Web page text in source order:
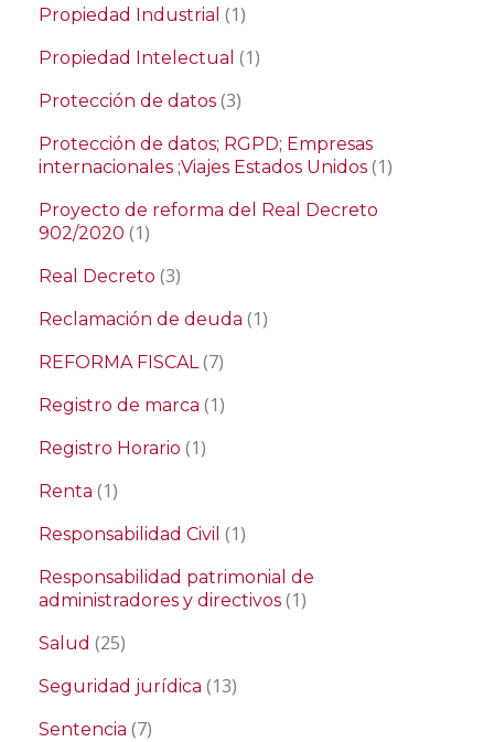
Propiedad Industrial (1)
Propiedad Intelectual (1)
Protección de datos (3)
Protección de datos; RGPD; Empresas
internacionales ;Viajes Estados Unidos (1)
Proyecto de reforma del Real Decreto
902/2020 (1)
Real Decreto (3)
Reclamación de deuda (1)
REFORMA FISCAL (7)
Registro de marca (1)
Registro Horario (1)
Renta (1)
Responsabilidad Civil (1)
Responsabilidad patrimonial de
administradores y directivos (1)
Salud (25)
Seguridad jurídica (13)
Sentencia (7)